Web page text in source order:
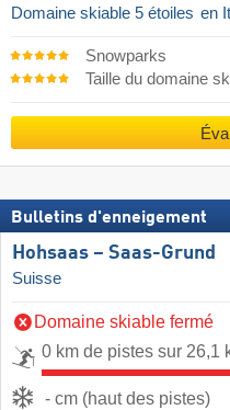
Domaine skiable 5 étoiles en
Snowparks
Taille du domaine
Bulletins d'enneigement
Hohsaas – Saas-Grund
Suisse
Domaine skiable fermé
0 km de pistes sur 26,1
- cm (haut des pistes)